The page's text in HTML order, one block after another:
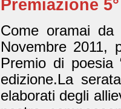
Premiazione
Come oramai
Novembre 2011,
Premio di poesia
edizione.La
elaborati degli